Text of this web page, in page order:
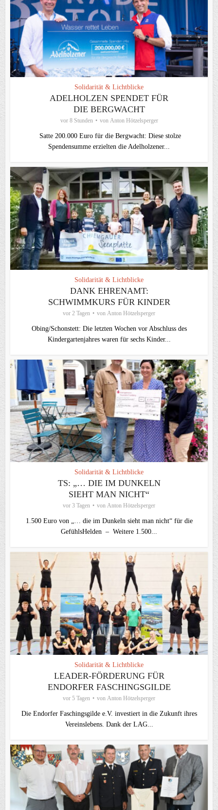
Solidarität & Lichtblicke
ADELHOLZEN SPENDET FÜR
DIE BERGWACHT
vor 8 Stunden von Anton Hötzelsperger
Satte 200.000 Euro für die Bergwacht: Diese stolze
Spendensumme erzielten die Adelholzener...
Solidarität & Lichtblicke
DANK EHRENAMT:
SCHWIMMKURS FÜR KINDER
vor 2 Tagen von Anton Hötzelsperger
Obing/Schonstett: Die letzten Wochen vor Abschluss des
Kindergartenjahres waren für sechs Kinder...
Solidarität & Lichtblicke
TS: „… DIE IM DUNKELN
SIEHT MAN NICHT“
vor 3 Tagen von Anton Hötzelsperger
1.500 Euro von „… die im Dunkeln sieht man nicht“ für die
GefühlsHelden – Weitere 1.500...
Solidarität & Lichtblicke
LEADER-FÖRDERUNG FÜR
ENDORFER FASCHINGSGILDE
vor 5 Tagen von Anton Hötzelsperger
Die Endorfer Faschingsgilde e.V. investiert in die Zukunft ihres
Vereinslebens. Dank der LAG...